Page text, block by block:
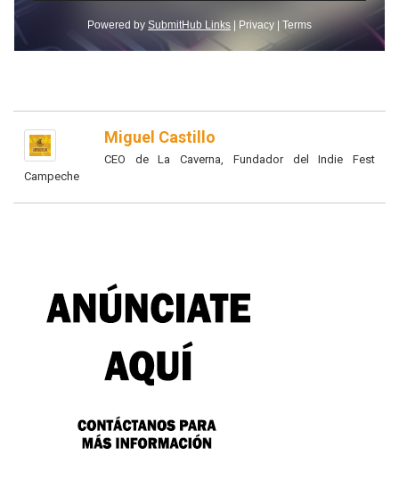
Miguel Castillo
CEO de La Caverna, Fundador del Indie Fest
Campeche